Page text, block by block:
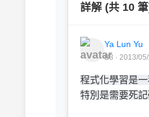
詳解 (共 10
Ya Lun Yu
B3 · 2013/
程式化學習是
特別是需要死